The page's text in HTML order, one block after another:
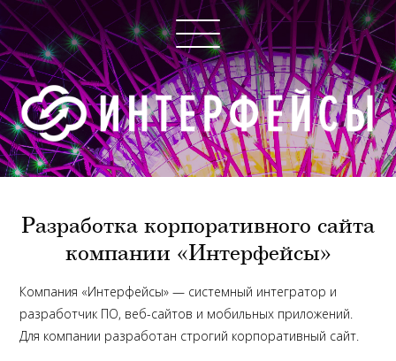
Разработка корпоративного сайта
компании «Интерфейсы»
Компания «Интерфейсы» — системный интегратор и
разработчик ПО, веб-сайтов и мобильных приложений.
Для компании разработан строгий корпоративный сайт.